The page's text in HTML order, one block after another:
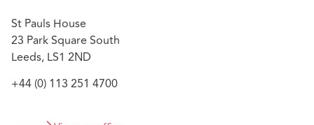
St Pauls House
23 Park Square South
Leeds, LS1 2ND
+44 (0) 113 251 4700